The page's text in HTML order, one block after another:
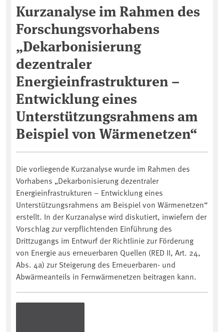
Kurzanalyse im Rahmen des
Forschungsvorhabens
„Dekarbonisierung
dezentraler
Energieinfrastrukturen –
Entwicklung eines
Unterstützungsrahmens am
Beispiel von Wärmenetzen“
Die vorliegende Kurzanalyse wurde im Rahmen des
Vorhabens „Dekarbonisierung dezentraler
Energieinfrastrukturen – Entwicklung eines
Unterstützungsrahmens am Beispiel von Wärmenetzen“
erstellt. In der Kurzanalyse wird diskutiert, inwiefern der
Vorschlag zur verpflichtenden Einführung des
Drittzugangs im Entwurf der Richtlinie zur Förderung
von Energie aus erneuerbaren Quellen (RED II, Art. 24,
Abs. 4a) zur Steigerung des Erneuerbaren- und
Abwärmeanteils in Fernwärmenetzen beitragen kann.